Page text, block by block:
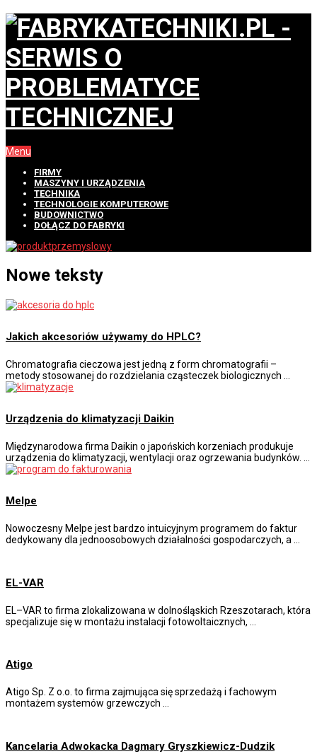
Menu
FIRMY
MASZYNY I URZĄDZENIA
TECHNIKA
TECHNOLOGIE KOMPUTEROWE
BUDOWNICTWO
DOŁĄCZ DO FABRYKI
Nowe teksty
Jakich akcesoriów używamy do HPLC?
Chromatografia cieczowa jest jedną z form chromatografii –
metody stosowanej do rozdzielania cząsteczek biologicznych …
Urządzenia do klimatyzacji Daikin
Międzynarodowa firma Daikin o japońskich korzeniach produkuje
urządzenia do klimatyzacji, wentylacji oraz ogrzewania budynków. …
Melpe
Nowoczesny Melpe jest bardzo intuicyjnym programem do faktur
dedykowany dla jednoosobowych działalności gospodarczych, a …
EL-VAR
EL–VAR to firma zlokalizowana w dolnośląskich Rzeszotarach, która
specjalizuje się w montażu instalacji fotowoltaicznych, …
Atigo
Atigo Sp. Z o.o. to firma zajmująca się sprzedażą i fachowym
montażem systemów grzewczych …
Kancelaria Adwokacka Dagmary Gryszkiewicz-Dudzik